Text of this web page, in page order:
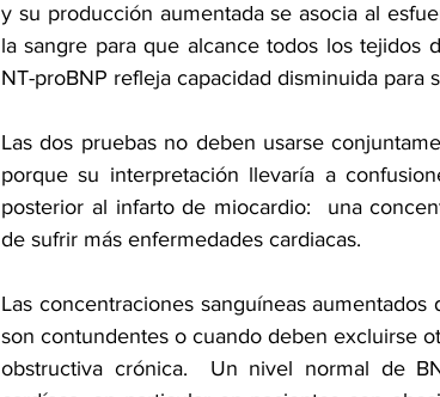
y su producción aumentada se asocia al
la sangre para que alcance todos los tejidos
NT-proBNP refleja capacidad disminuida para
Las dos pruebas no deben usarse
porque su interpretación llevaría a
posterior al infarto de miocardio:  una
de sufrir más enfermedades cardiacas.
Las concentraciones sanguíneas
son contundentes o cuando deben excluirse
obstructiva crónica.  Un nivel normal de